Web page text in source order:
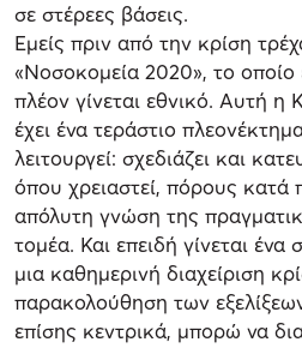
σε στέρεες βάσεις.
Εμείς πριν από την κρίση
«Νοσοκομεία 2020», το
πλέον γίνεται εθνικό. Αυτή η
έχει ένα τεράστιο
λειτουργεί: σχεδιάζει και
όπου χρειαστεί, πόρους κατά
απόλυτη γνώση της
τομέα. Και επειδή γίνεται
μια καθημερινή διαχείριση
παρακολούθηση των
επίσης κεντρικά, μπορώ να